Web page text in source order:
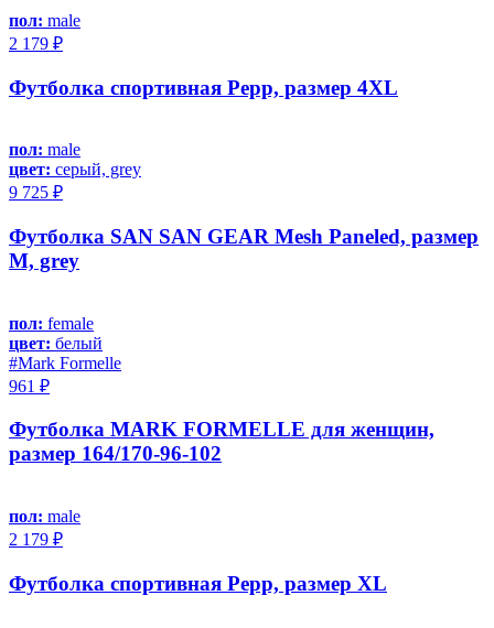
пол: male
2 179 ₽
Футболка спортивная Pepp, размер 4XL
пол: male
цвет: серый, grey
9 725 ₽
Футболка SAN SAN GEAR Mesh Paneled, размер
M, grey
пол: female
цвет: белый
#Mark Formelle
961 ₽
Футболка MARK FORMELLE для женщин,
размер 164/170-96-102
пол: male
2 179 ₽
Футболка спортивная Pepp, размер XL